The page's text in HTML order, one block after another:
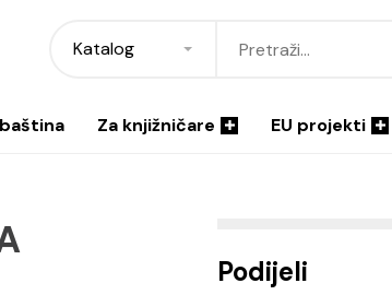
Katalog
Za knjižničare EU projekti
Podijeli